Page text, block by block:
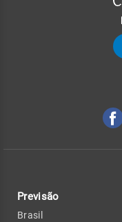
Previsão
Brasil